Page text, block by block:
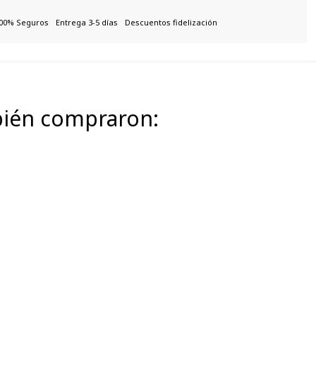
Seguros Entrega 3-5 días Descuentos fidelización
compraron: